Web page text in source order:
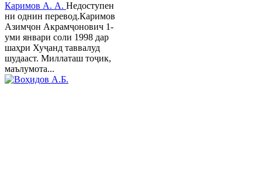
Каримов А. А. Недоступен
ни однин перевод.Каримов
Азимҷон Акрамҷонович 1-
уми январи соли 1998 дар
шаҳри Хуҷанд таввалуд
шудааст. Миллаташ тоҷик,
маълумота...